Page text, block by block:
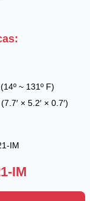
~ 131º F)
× 5.2′ × 0.7′)
IM